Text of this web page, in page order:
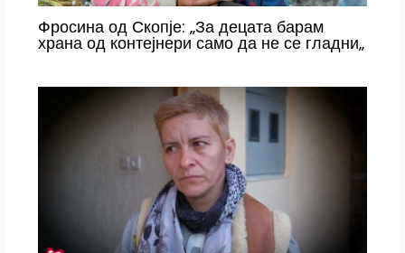
Фросина од Скопје: „За децата барам
храна од контејнери само да не се гладни„